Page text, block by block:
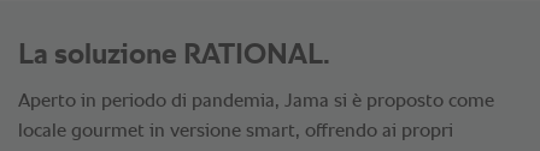
La soluzione RATIONAL.
Aperto in periodo di pandemia, Jama si è proposto come
locale gourmet in versione smart, offrendo ai propri